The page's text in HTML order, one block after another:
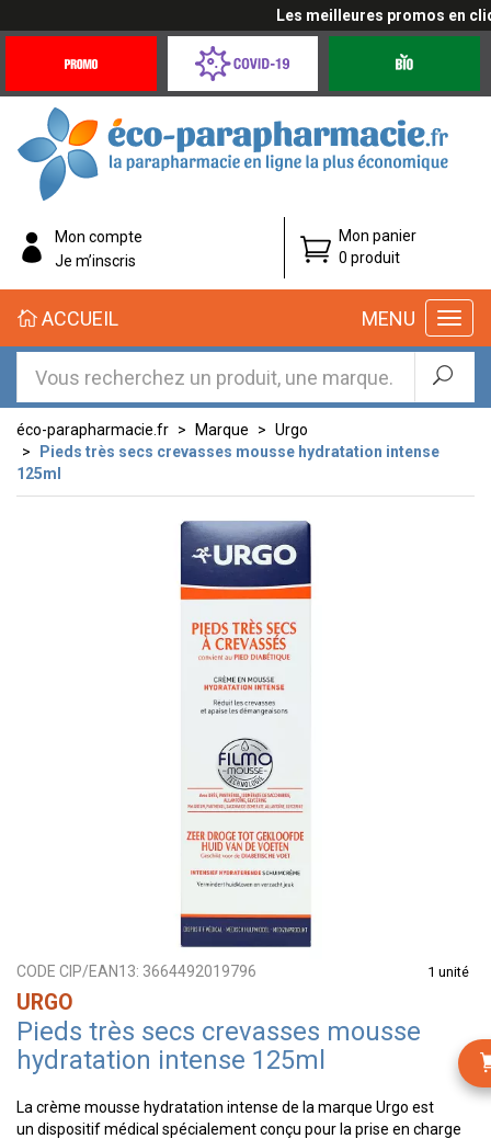
Les meilleures promos en
Offres
Coronavirus
éco-
parapharmacie.fr
éco-
parapharmacie.fr
Mon compte
Je m’inscris
Mon panier
0 produit
MENU
ACCUEIL
éco-parapharmacie.fr Marque
Urgo
Pieds très secs crevasses mousse hydratation intense
125ml
CODE CIP/EAN13: 3664492019796 1 unité
URGO
Pieds très secs crevasses mousse
hydratation intense 125ml
La crème mousse hydratation intense de la marque Urgo est
un dispositif médical spécialement conçu pour la prise en charge